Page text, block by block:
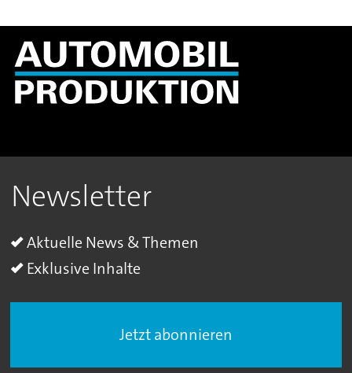
Newsletter
Aktuelle News & Themen
Exklusive Inhalte
Jetzt abonnieren